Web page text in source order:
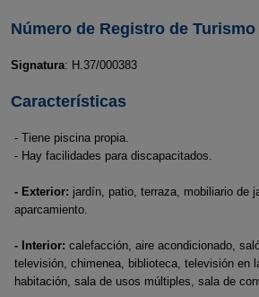
Número de Registro de Turismo
Signatura: H.37/000383
Características
- Tiene piscina propia.
- Hay facilidades para discapacitados.
- Exterior: jardín, patio, terraza, mobiliario de
aparcamiento.
- Interior: calefacción, aire acondicionado,
televisión, chimenea, biblioteca, televisión en
habitación, sala de usos múltiples, sala de